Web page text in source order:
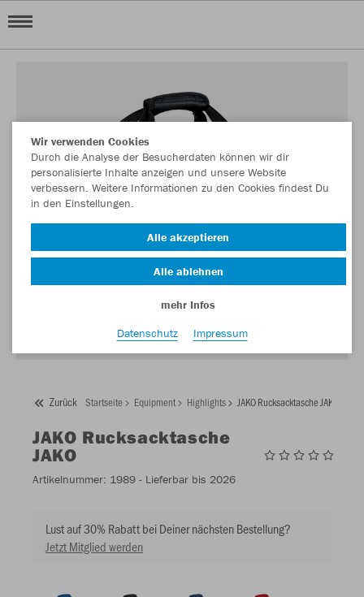
Zurück Startseite Equipment Highlights JAKO Rucksacktasche JAKO
JAKO Rucksacktasche
JAKO
Artikelnummer: 1989 - Lieferbar bis 2026
Lust auf 30% Rabatt bei Deiner nächsten Bestellung?
Jetzt Mitglied werden
Wir verwenden Cookies
Durch die Analyse der Besucherdaten können wir dir
personalisierte Inhalte anzeigen und unsere Website
verbessern. Weitere Informationen zu den Cookies findest Du
in den Einstellungen.
Alle akzeptieren
Alle ablehnen
mehr Infos
Datenschutz
Impressum